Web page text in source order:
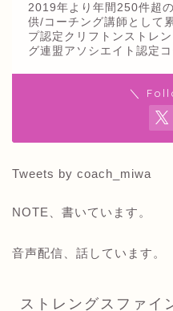
2019年より年間250件超
供/コーチング講師として
プ認定クリフトンストレ
グ連盟アソシエイト認定コ
＼
Tweets by coach_miwa
NOTE、書いています。
音声配信、話しています。
ストレングスファイ